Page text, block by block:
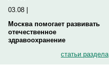
03.08 |
Москва помогает развивать
отечественное
здравоохранение
статьи раздела